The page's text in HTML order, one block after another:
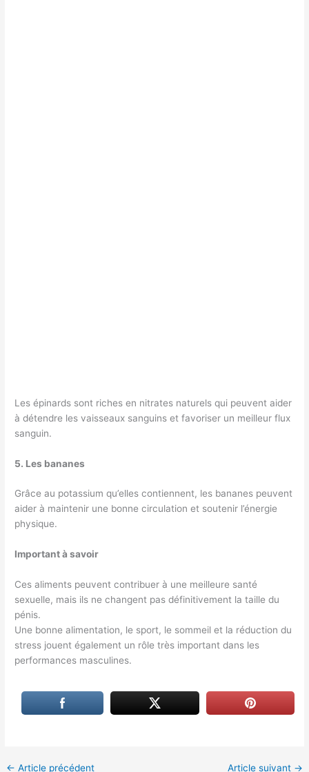
Les épinards sont riches en nitrates naturels qui peuvent aider
à détendre les vaisseaux sanguins et favoriser un meilleur flux
sanguin.
5. Les bananes
Grâce au potassium qu’elles contiennent, les bananes peuvent
aider à maintenir une bonne circulation et soutenir l’énergie
physique.
Important à savoir
Ces aliments peuvent contribuer à une meilleure santé
sexuelle, mais ils ne changent pas définitivement la taille du
pénis.
Une bonne alimentation, le sport, le sommeil et la réduction du
stress jouent également un rôle très important dans les
performances masculines.
← Article précédent Article suivant →